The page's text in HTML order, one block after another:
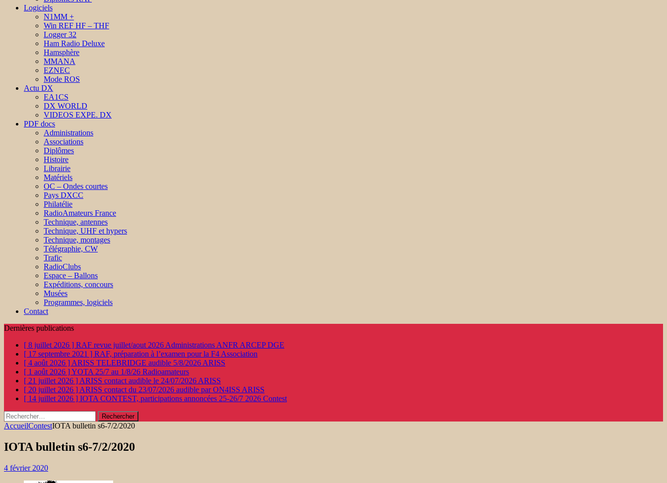
Logiciels
N1MM +
Win REF HF – THF
Logger 32
Ham Radio Deluxe
Hamsphère
MMANA
EZNEC
Mode ROS
Actu DX
EA1CS
DX WORLD
VIDEOS EXPE. DX
PDF docs
Administrations
Associations
Diplômes
Histoire
Librairie
Matériels
OC – Ondes courtes
Pays DXCC
Philatélie
RadioAmateurs France
Technique, antennes
Technique, UHF et hypers
Technique, montages
Télégraphie, CW
Trafic
RadioClubs
Espace – Ballons
Expéditions, concours
Musées
Programmes, logiciels
Contact
Dernières publications
[ 8 juillet 2026 ] RAF revue juillet/aout 2026 Administrations ANFR ARCEP DGE
[ 17 septembre 2021 ] RAF, préparation à l’examen pour la F4 Association
[ 4 août 2026 ] ARISS TELEBRIDGE audible 5/8/2026 ARISS
[ 1 août 2026 ]YOTA 25/7 au 1/8/26 Radioamateurs
[ 21 juillet 2026 ] ARISS contact audible le 24/07/2026 ARISS
[ 20 juillet 2026 ] ARISS contact du 23/07/2026 audible par ON4ISS ARISS
[ 14 juillet 2026 ] IOTA CONTEST, participations annoncées 25-26/7 2026 Contest
Rechercher :
AccueilContestIOTA bulletin s6-7/2/2020
IOTA bulletin s6-7/2/2020
4 février 2020